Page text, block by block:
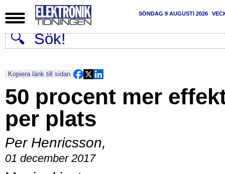
SÖNDAG 9 AUGUSTI 2026
Kopiera länk till sidan
50 procent mer
per plats
Per Henricsson,
01 december 2017